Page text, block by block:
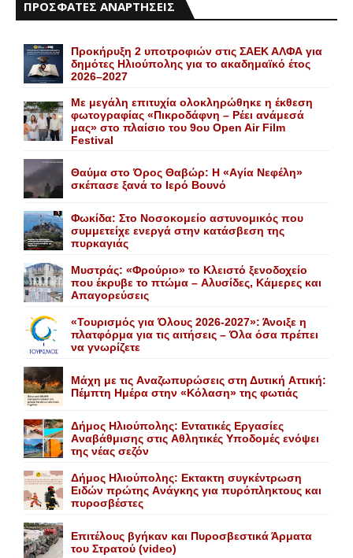
ΠΡΟΣΦΑΤΕΣ ΑΝΑΡΤΗΣΕΙΣ
Προκήρυξη 2 υποτροφιών στις ΣΑΕΚ ΑΛΦΑ για
δημότες Ηλιούπολης για το ακαδημαϊκό έτος
2026–2027
Με μεγάλη επιτυχία ολοκληρώθηκε η έκθεση
φωτογραφίας «Πικροδάφνη – Ρέει ανάμεσά
μας» στο πλαίσιο του 9ου Open Air Film
Festival
Θαύμα στο Όρος Θαβώρ: H «Aγία Nεφέλη»
σκέπασε ξανά το Iερό Bουνό
Φωκίδα: Στο Νοσοκομείο αστυνομικός που
συμμετείχε ενεργά στην κατάσβεση της
πυρκαγιάς
Mυστράς: «Φρούριο» το Kλειστό ξενοδοχείο
που έκρυβε το πτώμα – Aλυσίδες, Kάμερες και
Aπαγορεύσεις
«Τουρισμός για Όλους 2026-2027»: Άνοιξε η
πλατφόρμα για τις αιτήσεις – Όλα όσα πρέπει
να γνωρίζετε
Mάχη με τις Aναζωπυρώσεις στη Δυτική Aττική:
Πέμπτη Hμέρα στην «Kόλαση» της φωτιάς
Δήμος Ηλιούπολης: Eντατικές Eργασίες
Aναβάθμισης στις Aθλητικές Yποδομές ενόψει
της νέας σεζόν
Δήμος Ηλιούπολης: Eκτακτη συγκέντρωση
Eιδών πρώτης Aνάγκης για πυρόπληκτους και
πυροσβέστες
Επιτέλους βγήκαν και Πυροσβεστικά Άρματα
του Στρατού (video)